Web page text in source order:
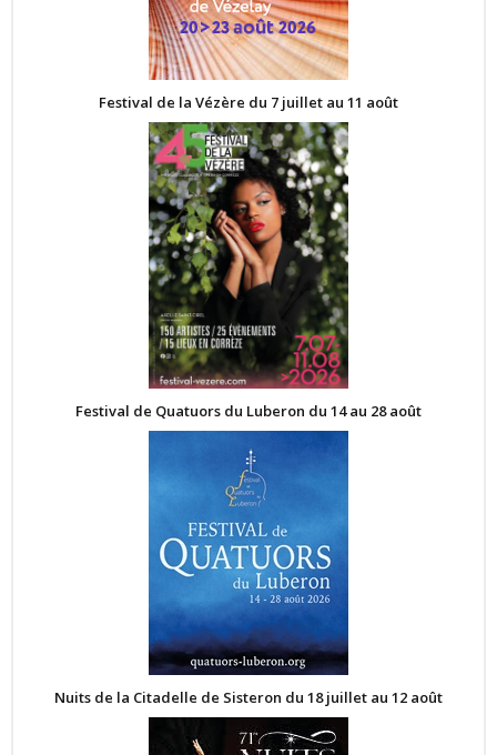
Festival de la Vézère du 7 juillet au 11 août
Festival de Quatuors du Luberon du 14 au 28 août
Nuits de la Citadelle de Sisteron du 18 juillet au 12 août